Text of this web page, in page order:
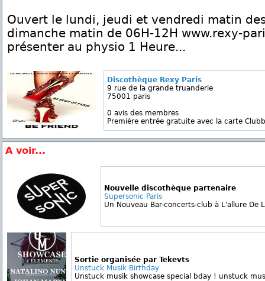
Ouvert le lundi, jeudi et vendredi matin
dimanche matin de 06H-12H www.rexy-
présenter au physio 1 Heure...
Discothèque Rexy Paris
9 rue de la grande truanderie
75001 paris
0 avis des membres
Première entrée gratuite avec la carte
A voir...
Nouvelle discothèque partenaire
Supersonic Paris
Un Nouveau Bar-concerts-club à L'allure De
Sortie organisée par Tekevts
Unstuck Musik Birthday
Unstuck musik showcase special bday ! unstuck